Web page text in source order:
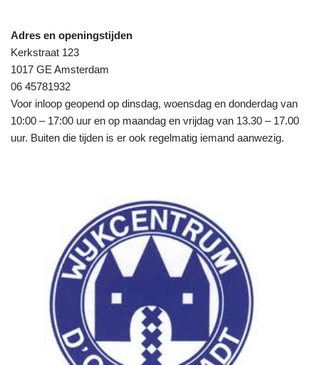
Adres en openingstijden
Kerkstraat 123
1017 GE Amsterdam
06 45781932
Voor inloop geopend op dinsdag, woensdag en donderdag van
10:00 – 17:00 uur en op maandag en vrijdag van 13.30 – 17.00
uur. Buiten die tijden is er ook regelmatig iemand aanwezig.